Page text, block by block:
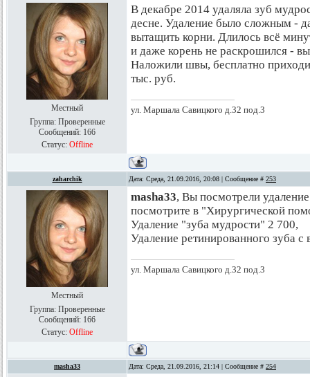
Местный
Группа: Проверенные
Сообщений: 166
Статус: Offline
В декабре 2014 удаляла зуб
десне. Удаление было сложным -
вытащить корни. Длилось всё
и даже корень не раскрошился -
Наложили швы, бесплатно
тыс. руб.
ул. Маршала Савицкого д.32 под.3
zaharchik Дата: Среда, 21.09.2016, 20:08 | Сообщение # 253
Местный
Группа: Проверенные
Сообщений: 166
Статус: Offline
masha33, Вы посмотрели
посмотрите в "Хирургической
Удаление "зуба мудрости" 2 700,
Удаление ретинированного зуба
ул. Маршала Савицкого д.32 под.3
masha33 Дата: Среда, 21.09.2016, 21:14 | Сообщение # 254